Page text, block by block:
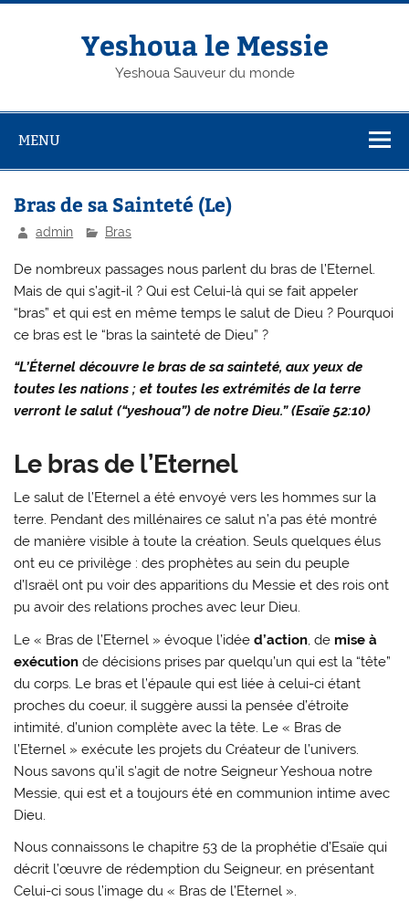
Skip
Yeshoua le Messie
Yeshoua Sauveur du monde
MENU
Bras de sa Sainteté (Le)
admin Bras
De nombreux passages nous parlent du bras de l’Eternel.
Mais de qui s’agit-il ? Qui est Celui-là qui se fait appeler
“bras” et qui est en même temps le salut de Dieu ? Pourquoi
ce bras est le “bras la sainteté de Dieu” ?
“L’Éternel découvre le bras de sa sainteté, aux yeux de
toutes les nations ; et toutes les extrémités de la terre
verront le salut (“yeshoua”) de notre Dieu.” (Esaïe 52:10)
Le bras de l’Eternel
Le salut de l’Eternel a été envoyé vers les hommes sur la
terre. Pendant des millénaires ce salut n’a pas été montré
de manière visible à toute la création. Seuls quelques élus
ont eu ce privilège : des prophètes au sein du peuple
d’Israël ont pu voir des apparitions du Messie et des rois ont
pu avoir des relations proches avec leur Dieu.
Le « Bras de l’Eternel » évoque l’idéed’action, de mise à
exécution de décisions prises par quelqu’un qui est la “tête”
du corps. Le bras et l’épaule qui est liée à celui-ci étant
proches du coeur, il suggère aussi la pensée d’étroite
intimité, d’union complète avec la tête. Le « Bras de
l’Eternel » exécute les projets du Créateur de l’univers.
Nous savons qu’il s’agit de notre Seigneur Yeshoua notre
Messie, qui est et a toujours été en communion intime avec
Dieu.
Nous connaissons le chapitre 53 de la prophétie d’Esaïe qui
décrit l’œuvre de rédemption du Seigneur, en présentant
Celui-ci sous l’image du « Bras de l’Eternel ».